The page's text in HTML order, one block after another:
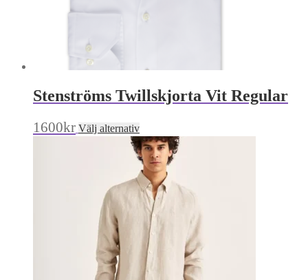
Stenströms Twillskjorta Vit Regular
1600kr Välj alternativDen
här
produkten
har
flera
varianter.
De
olika
alternativen
kan
väljas
på
produktsidan